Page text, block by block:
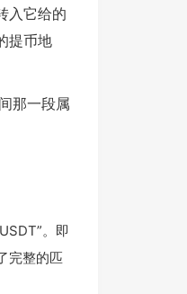
入它给的
提币地
那一段属
。即
完整的匹